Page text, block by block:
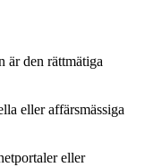
är den rättmätiga
eller affärsmässiga
eller